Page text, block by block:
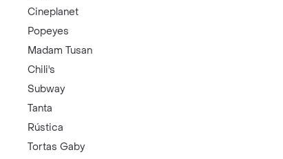
Cineplanet
Popeyes
Madam Tusan
Chili's
Subway
Tanta
Rústica
Tortas Gaby